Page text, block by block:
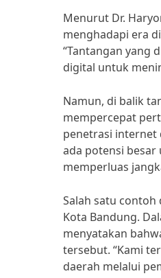
Menurut Dr.
menghadapi era
“Tantangan yang
digital untuk
Namun, di balik
mempercepat
penetrasi internet
ada potensi
memperluas
Salah satu
Kota Bandung.
menyatakan
tersebut. “Kami
daerah melalui